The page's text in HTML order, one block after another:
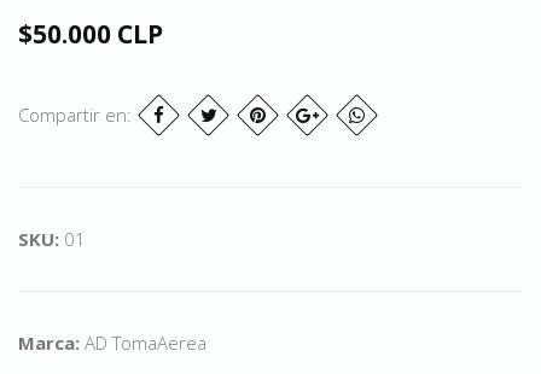
$50.000 CLP
Compartir en:
SKU: 01
Marca: AD TomaAerea